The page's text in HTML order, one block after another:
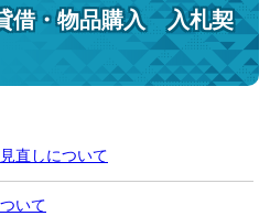
借・物品購入 入札契
直しについて
いて